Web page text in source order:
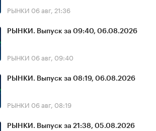
РЫНКИ 06 авг, 21:36
РЫНКИ. Выпуск за 09:40, 06.08.2026
РЫНКИ 06 авг, 09:40
РЫНКИ. Выпуск за 08:19, 06.08.2026
РЫНКИ 06 авг, 08:19
РЫНКИ. Выпуск за 21:38, 05.08.2026